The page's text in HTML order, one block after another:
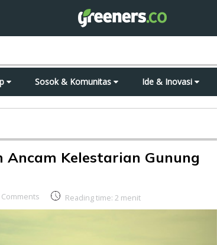
Sosok & Komunitas Ide & Inovasi
Ancam Kelestarian Gunung
Comments Reading time: 2 menit